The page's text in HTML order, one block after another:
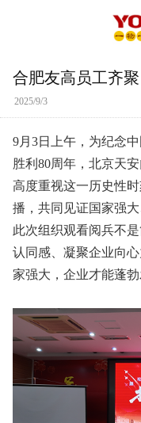
合肥友高员工齐
2025/9/3
9月3日上午，为纪念
胜利80周年，北京天
高度重视这一历史性
播，共同见证国家
此次组织观看阅兵不
认同感、凝聚企业向
家强大，企业才能蓬